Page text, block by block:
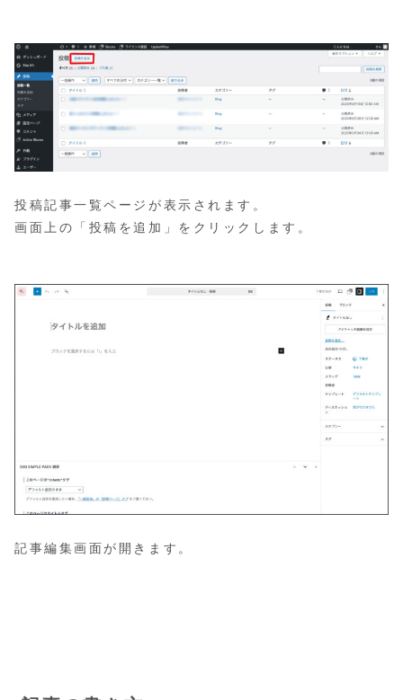
投稿記事一覧ページが表示されます。
画面上の「投稿を追加」をクリックします。
記事編集画面が開きます。